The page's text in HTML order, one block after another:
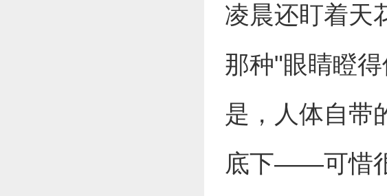
凌晨还盯着天
那种"眼睛瞪
是，人体自带
底下——可惜